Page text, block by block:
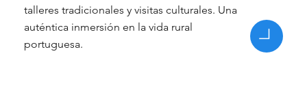
talleres tradicionales y visitas culturales. Una
auténtica inmersión en la vida rural
portuguesa.